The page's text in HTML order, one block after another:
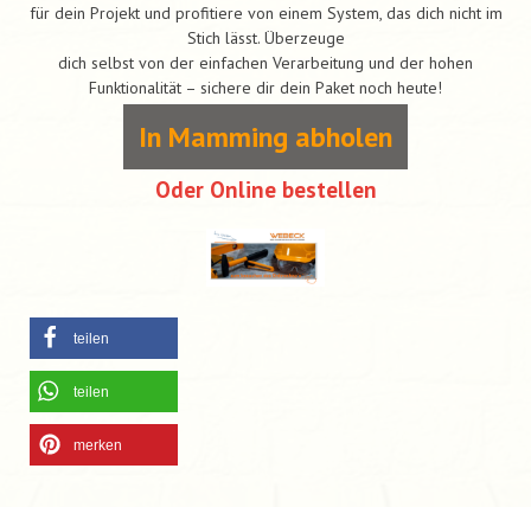
für dein Projekt und profitiere von einem System, das dich nicht im
Stich lässt. Überzeuge
dich selbst von der einfachen Verarbeitung und der hohen
Funktionalität – sichere dir dein Paket noch heute!
In Mamming abholen
Oder Online bestellen
teilen
teilen
merken